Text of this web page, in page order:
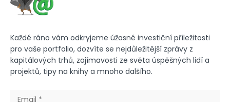
Každé ráno vám odkryjeme úžasné investiční příležitosti
pro vaše portfolio, dozvíte se nejdůležitější zprávy z
kapitálových trhů, zajímavosti ze světa úspěšných lidí a
projektů, tipy na knihy a mnoho dalšího.